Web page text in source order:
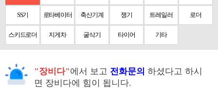
SS기 로타베이터 축산기계 쟁기 트레일러 로더
스키드로더 지게차 굴삭기 타이어 기타
"장비다"에서 보고 전화문의 하셨다고 하시
면 장비다에 힘이 됩니다.